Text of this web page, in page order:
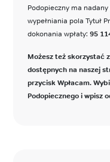
Podopieczny ma
wypełniania pola Tytuł
dokonania wpłaty: 95
Możesz też skorzystać
dostępnych na naszej
przycisk Wpłacam.
Podopiecznego i wpisz